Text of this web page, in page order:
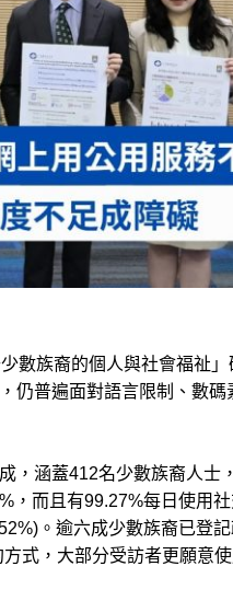
數族裔的個人與社會福祉 」
仍普遍面對語言限制、 數碼
， 涵蓋412名少數族裔人士
， 而且 有99.27%每日使用社
。 逾六成少數族裔已登
式，大部分受訪者更願意